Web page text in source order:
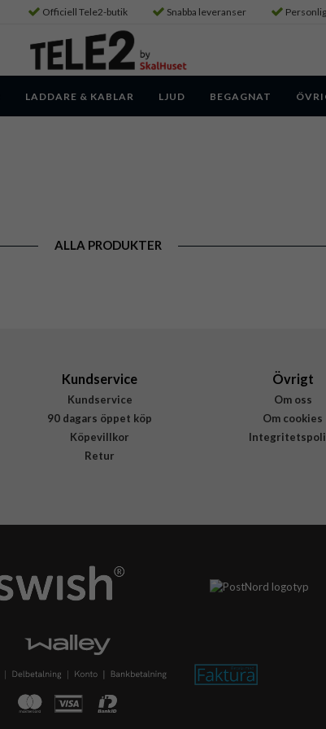
Officiell Tele2-butik Snabba leveranser
LADDARE & KABLAR LJUD BEGAGNAT
ALLA PRODUKTER
Kundservice
Kundservice
90 dagars öppet köp
Köpevillkor
Retur
Övrigt
Om oss
Om cookies